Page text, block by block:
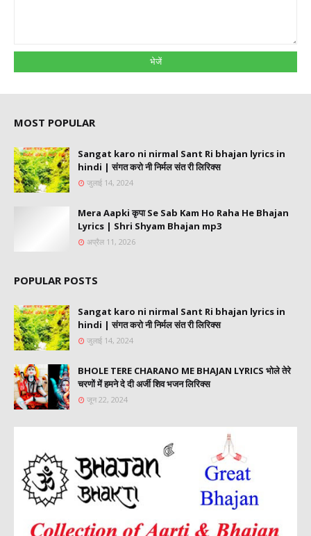
MOST POPULAR
Sangat karo ni nirmal Sant Ri bhajan lyrics in
hindi | संगत करो नी निर्मल संत री लिरिक्स
जुलाई 14, 2024
Mera Aapki कृपा Se Sab Kam Ho Raha He Bhajan
Lyrics | Shri Shyam Bhajan mp3
अप्रैल 11, 2026
POPULAR POSTS
Sangat karo ni nirmal Sant Ri bhajan lyrics in
hindi | संगत करो नी निर्मल संत री लिरिक्स
जुलाई 14, 2024
BHOLE TERE CHARANO ME BHAJAN LYRICS भोले तेरे
चरणों में हमने दे दी अर्जी शिव भजन लिरिक्स
जून 22, 2024